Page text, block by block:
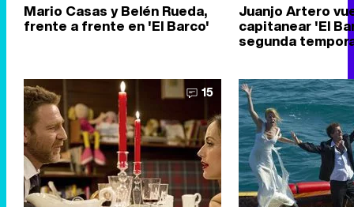
Mario Casas y Belén Rueda,
frente a frente en 'El Barco'
Juanjo Artero
capitanear 'El
segunda
15